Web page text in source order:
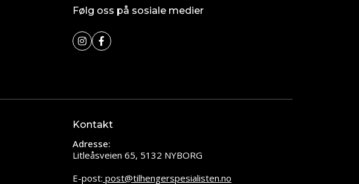
Følg oss på sosiale medier
Kontakt
Adresse:
Litleåsveien 65, 5132 NYBORG
E-post: post@tilhengerspesialisten.no